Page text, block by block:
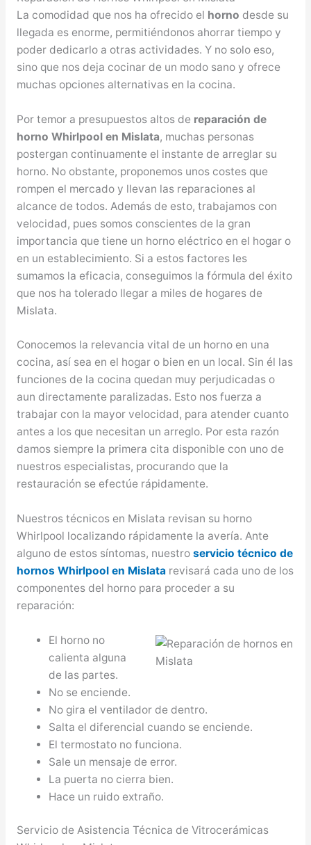
La comodidad que nos ha ofrecido el horno desde su
llegada es enorme, permitiéndonos ahorrar tiempo y
poder dedicarlo a otras actividades. Y no solo eso,
sino que nos deja cocinar de un modo sano y ofrece
muchas opciones alternativas en la cocina.
Por temor a presupuestos altos de reparación de
horno Whirlpool en Mislata, muchas personas
postergan continuamente el instante de arreglar su
horno. No obstante, proponemos unos costes que
rompen el mercado y llevan las reparaciones al
alcance de todos. Además de esto, trabajamos con
velocidad, pues somos conscientes de la gran
importancia que tiene un horno eléctrico en el hogar o
en un establecimiento. Si a estos factores les
sumamos la eficacia, conseguimos la fórmula del éxito
que nos ha tolerado llegar a miles de hogares de
Mislata.
Conocemos la relevancia vital de un horno en una
cocina, así sea en el hogar o bien en un local. Sin él las
funciones de la cocina quedan muy perjudicadas o
aun directamente paralizadas. Esto nos fuerza a
trabajar con la mayor velocidad, para atender cuanto
antes a los que necesitan un arreglo. Por esta razón
damos siempre la primera cita disponible con uno de
nuestros especialistas, procurando que la
restauración se efectúe rápidamente.
Nuestros técnicos en Mislata revisan su horno
Whirlpool localizando rápidamente la avería. Ante
alguno de estos síntomas, nuestro servicio técnico de
hornos Whirlpool en Mislatarevisará cada uno de los
componentes del horno para proceder a su
reparación:
El horno no
calienta alguna
de las partes.
No se enciende.
No gira el ventilador de dentro.
Salta el diferencial cuando se enciende.
El termostato no funciona.
Sale un mensaje de error.
La puerta no cierra bien.
Hace un ruido extraño.
Servicio de Asistencia Técnica de Vitrocerámicas